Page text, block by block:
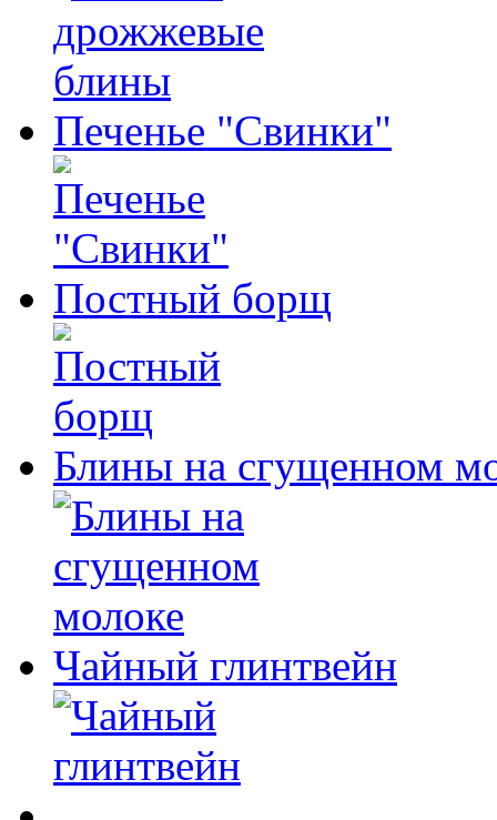
Печенье "Свинки"
Постный борщ
Блины на сгущенном
Чайный глинтвейн